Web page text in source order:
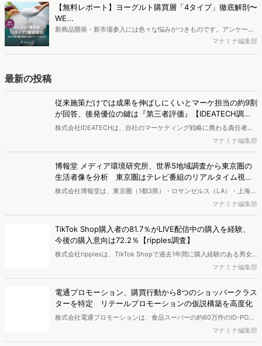
ち、スマートフォンを取り巻く環境が成熟するなか、新興SNSの台頭
により高校生のデジタルライフスタイルは新たな変化を見せていま
す。※資料は記事内の入力フォームより、ダウンロードいただけま
【無料レポート】ヨーグルト購買層「4タイプ」徹底解剖〜
WE...
新商品開発・新市場参入には色々な悩みがつきものです。アンケート
調査を実施しても、購買実態が不透明、新商品の受容性も判断しきれ
ポートとなっています。※本レポートは記事のフォームから無料でダ
ウンロードできます。
マナミナ編集部
最新の投稿
従来施策だけでは成果を伸ばしにくいとマーケ担当の約9割
が回答、後発優位の鍵は『第三者評価』【IDEATECH調
査】
株式会社IDEATECHは、自社のマーケティング戦略に携わる責任者・
担当者（BtoB／BtoCを問わず、新しい価値・市場の打ち出しや認知
拡大の意思決定に関与する層）を対象に、BtoB企業における新商品・
新サービスの市場浸透と情報発信に関する実態調査を実施し、結果を
公開しました。
マナミナ編集部
博報堂 メディア環境研究所、世界5地域調査から東京圏の
生活者像を分析 東京圏はテレビ番組のリアルタイム視聴
が強く、信用度も高い
株式会社博報堂は、東京圏（1都3県）・ロサンゼルス（LA）・上海・
ロンドン・ドイツ全域の5地域で、各900名・計4,500名（10～50
代）を対象に、メディア接触状況やAI・先進テクノロジーサービスの
利用状況を調査する「グローバル・メディア・テック調査2026」を
実施し、結果を公開しました。
マナミナ編集部
TikTok Shop購入者の81.7％がLIVE配信中の購入を経験、
今後の購入意向は72.2％【ripples調査】
株式会社ripplesは、TikTok Shopで過去1年間に購入経験のある男女
を対象とした「TikTok Shop購入者実態調査2026」を実施し、結果を
公開しました。
マナミナ編集部
電通プロモーション、購買行動から8つのショッパークラス
ターを特定 リテールプロモーションの仮説構築を高度化
株式会社電通プロモーションは、食品スーパーの約60万件のID-POS
データと生活者の定性データをAIで分析し、購買行動の特徴に基づい
た8つのショッパークラスターを特定しました。これにより購買時点
マナミナ編集部